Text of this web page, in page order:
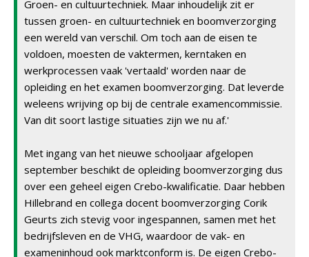
Groen- en cultuurtechniek. Maar inhoudelijk zit er
tussen groen- en cultuurtechniek en boomverzorging
een wereld van verschil. Om toch aan de eisen te
voldoen, moesten de vaktermen, kerntaken en
werkprocessen vaak 'vertaald' worden naar de
opleiding en het examen boomverzorging. Dat leverde
weleens wrijving op bij de centrale examencommissie.
Van dit soort lastige situaties zijn we nu af.'
Met ingang van het nieuwe schooljaar afgelopen
september beschikt de opleiding boomverzorging dus
over een geheel eigen Crebo-kwalificatie. Daar hebben
Hillebrand en collega docent boomverzorging Corik
Geurts zich stevig voor ingespannen, samen met het
bedrijfsleven en de VHG, waardoor de vak- en
exameninhoud ook marktconform is. De eigen Crebo-